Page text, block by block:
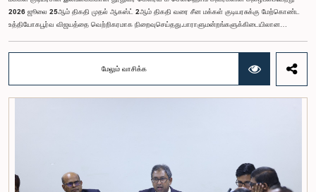
2026 ஜூலை 25ஆம் திகதி முதல் ஆகஸ்ட் 2ஆம் திகதி வரை சீன மக்கள் குடியரசுக்கு மேற்கொண்ட
உத்தியோகபூர்வ விஜயத்தை வெற்றிகரமாக நிறைவுசெய்தது.பாராளுமன்றங்களுக்கிடையிலான
நோக்கங்களாக அமைந்தன.சீனாவுக்கு விஜயம் மேற்கொண்ட தூதுக் குழுவிற்கு கௌரவ மகளிர் மற்றும்
சிறுவர் அலுவல்கள் அமைச்சர் சரோஜா சாவித்திரி போல்ராஜ் அவர்கள் தலைமைதாங்கியதுடன், இதில்
கௌரவ பாராளுமன்ற உறுப்பினர்களான ரோஹிணி குமாரி விஜேரத்ன, ஓஷானி உமங்கா, சட்டத்தரணி
நிலந்தி கொட்டஹச்சி, எம்.ஏ.சி.எஸ். சதுரி கங்கானி, சட்டத்தரணி நிலுஷா லக்மாலி கமகே,
ஒழுங்குமரபு அலுவலகத்தின் பாராளுமன்ற உத்தியோகத்தர் லஹிரு பத்திரணகே ஆகியோரும்
இணைந்திருந்தனர். குவாங்டொங் மாகாணத்தின் ஷென்சென் மற்றும் குவாங்சோ நகரங்களுக்கு
இக்குழுவினர் விஜயம் மேற்கொண்டதுடன், உத்தியோகபூர்வ சந்திப்புகள், கல்விசார் அமர்வுகள், நிறுவன
மேலும் வாசிக்க